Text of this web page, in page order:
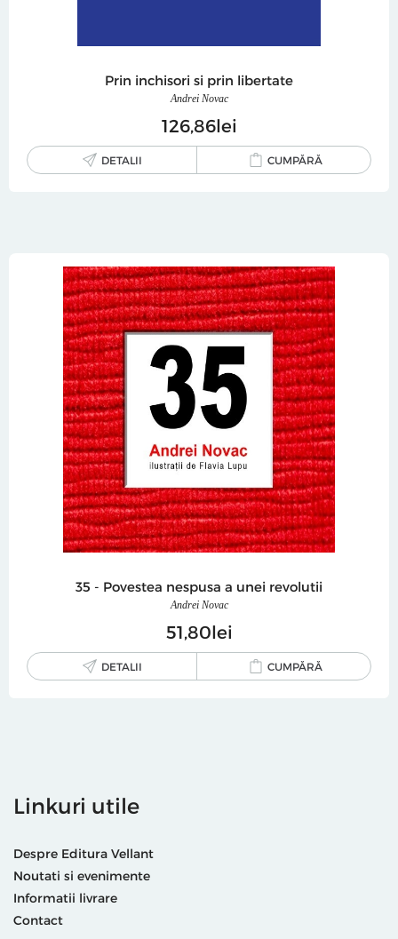
Prin inchisori si prin libertate
Andrei Novac
12686lei
DETALII CUMPĂRĂ
35 - Povestea nespusa a unei revolutii
Andrei Novac
51 80lei
DETALII CUMPĂRĂ
Linkuri utile
Despre Editura Vellant
Noutati si evenimente
Informatii livrare
Contact